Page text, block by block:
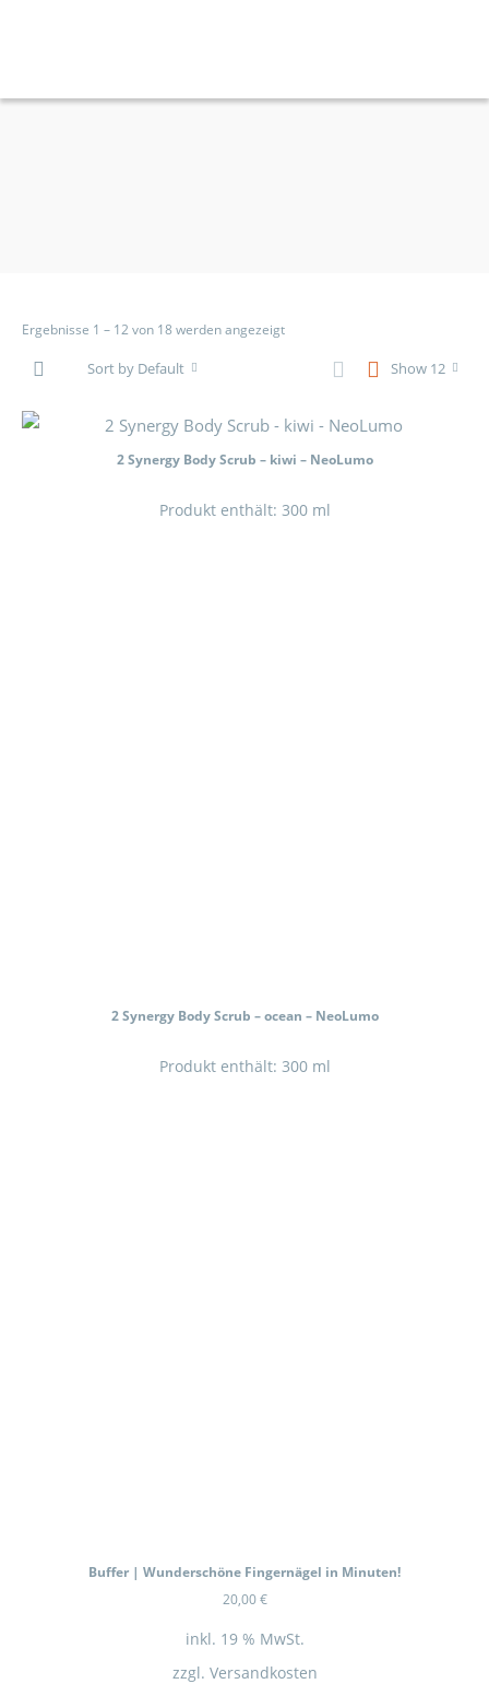
Ergebnisse 1 – 12 von 18 werden angezeigt
Show 12
Sort by Default
2 Synergy Body Scrub – kiwi – NeoLumo
Produkt enthält: 300 ml
2 Synergy Body Scrub – ocean – NeoLumo
Produkt enthält: 300 ml
Buffer | Wunderschöne Fingernägel in Minuten!
20,00€
inkl. 19 % MwSt.
zzgl. Versandkosten